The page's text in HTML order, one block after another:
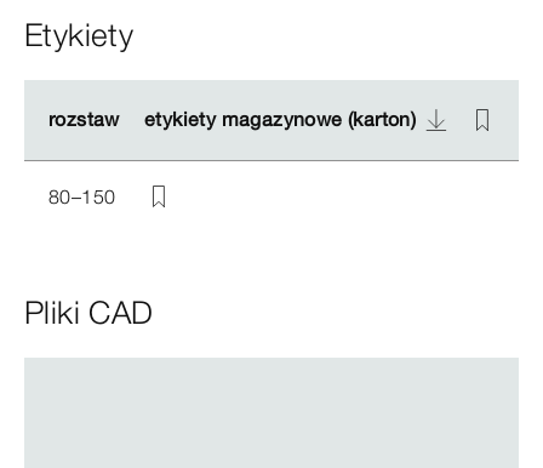
Etykiety
rozstaw etykiety magazynowe (karton)
rozstaw etykiety magazynowe (karton)
80–150
Pliki CAD